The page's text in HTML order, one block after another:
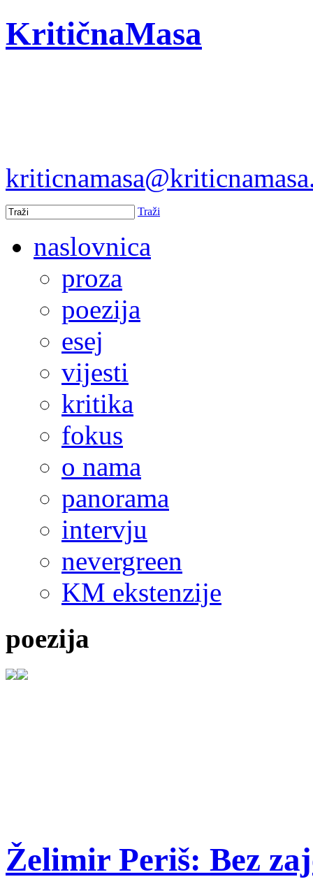
KritičnaMasa
Traži
naslovnica
proza
poezija
esej
vijesti
kritika
fokus
o nama
panorama
intervju
nevergreen
KM ekstenzije
poezija
Želimir Periš: Bez